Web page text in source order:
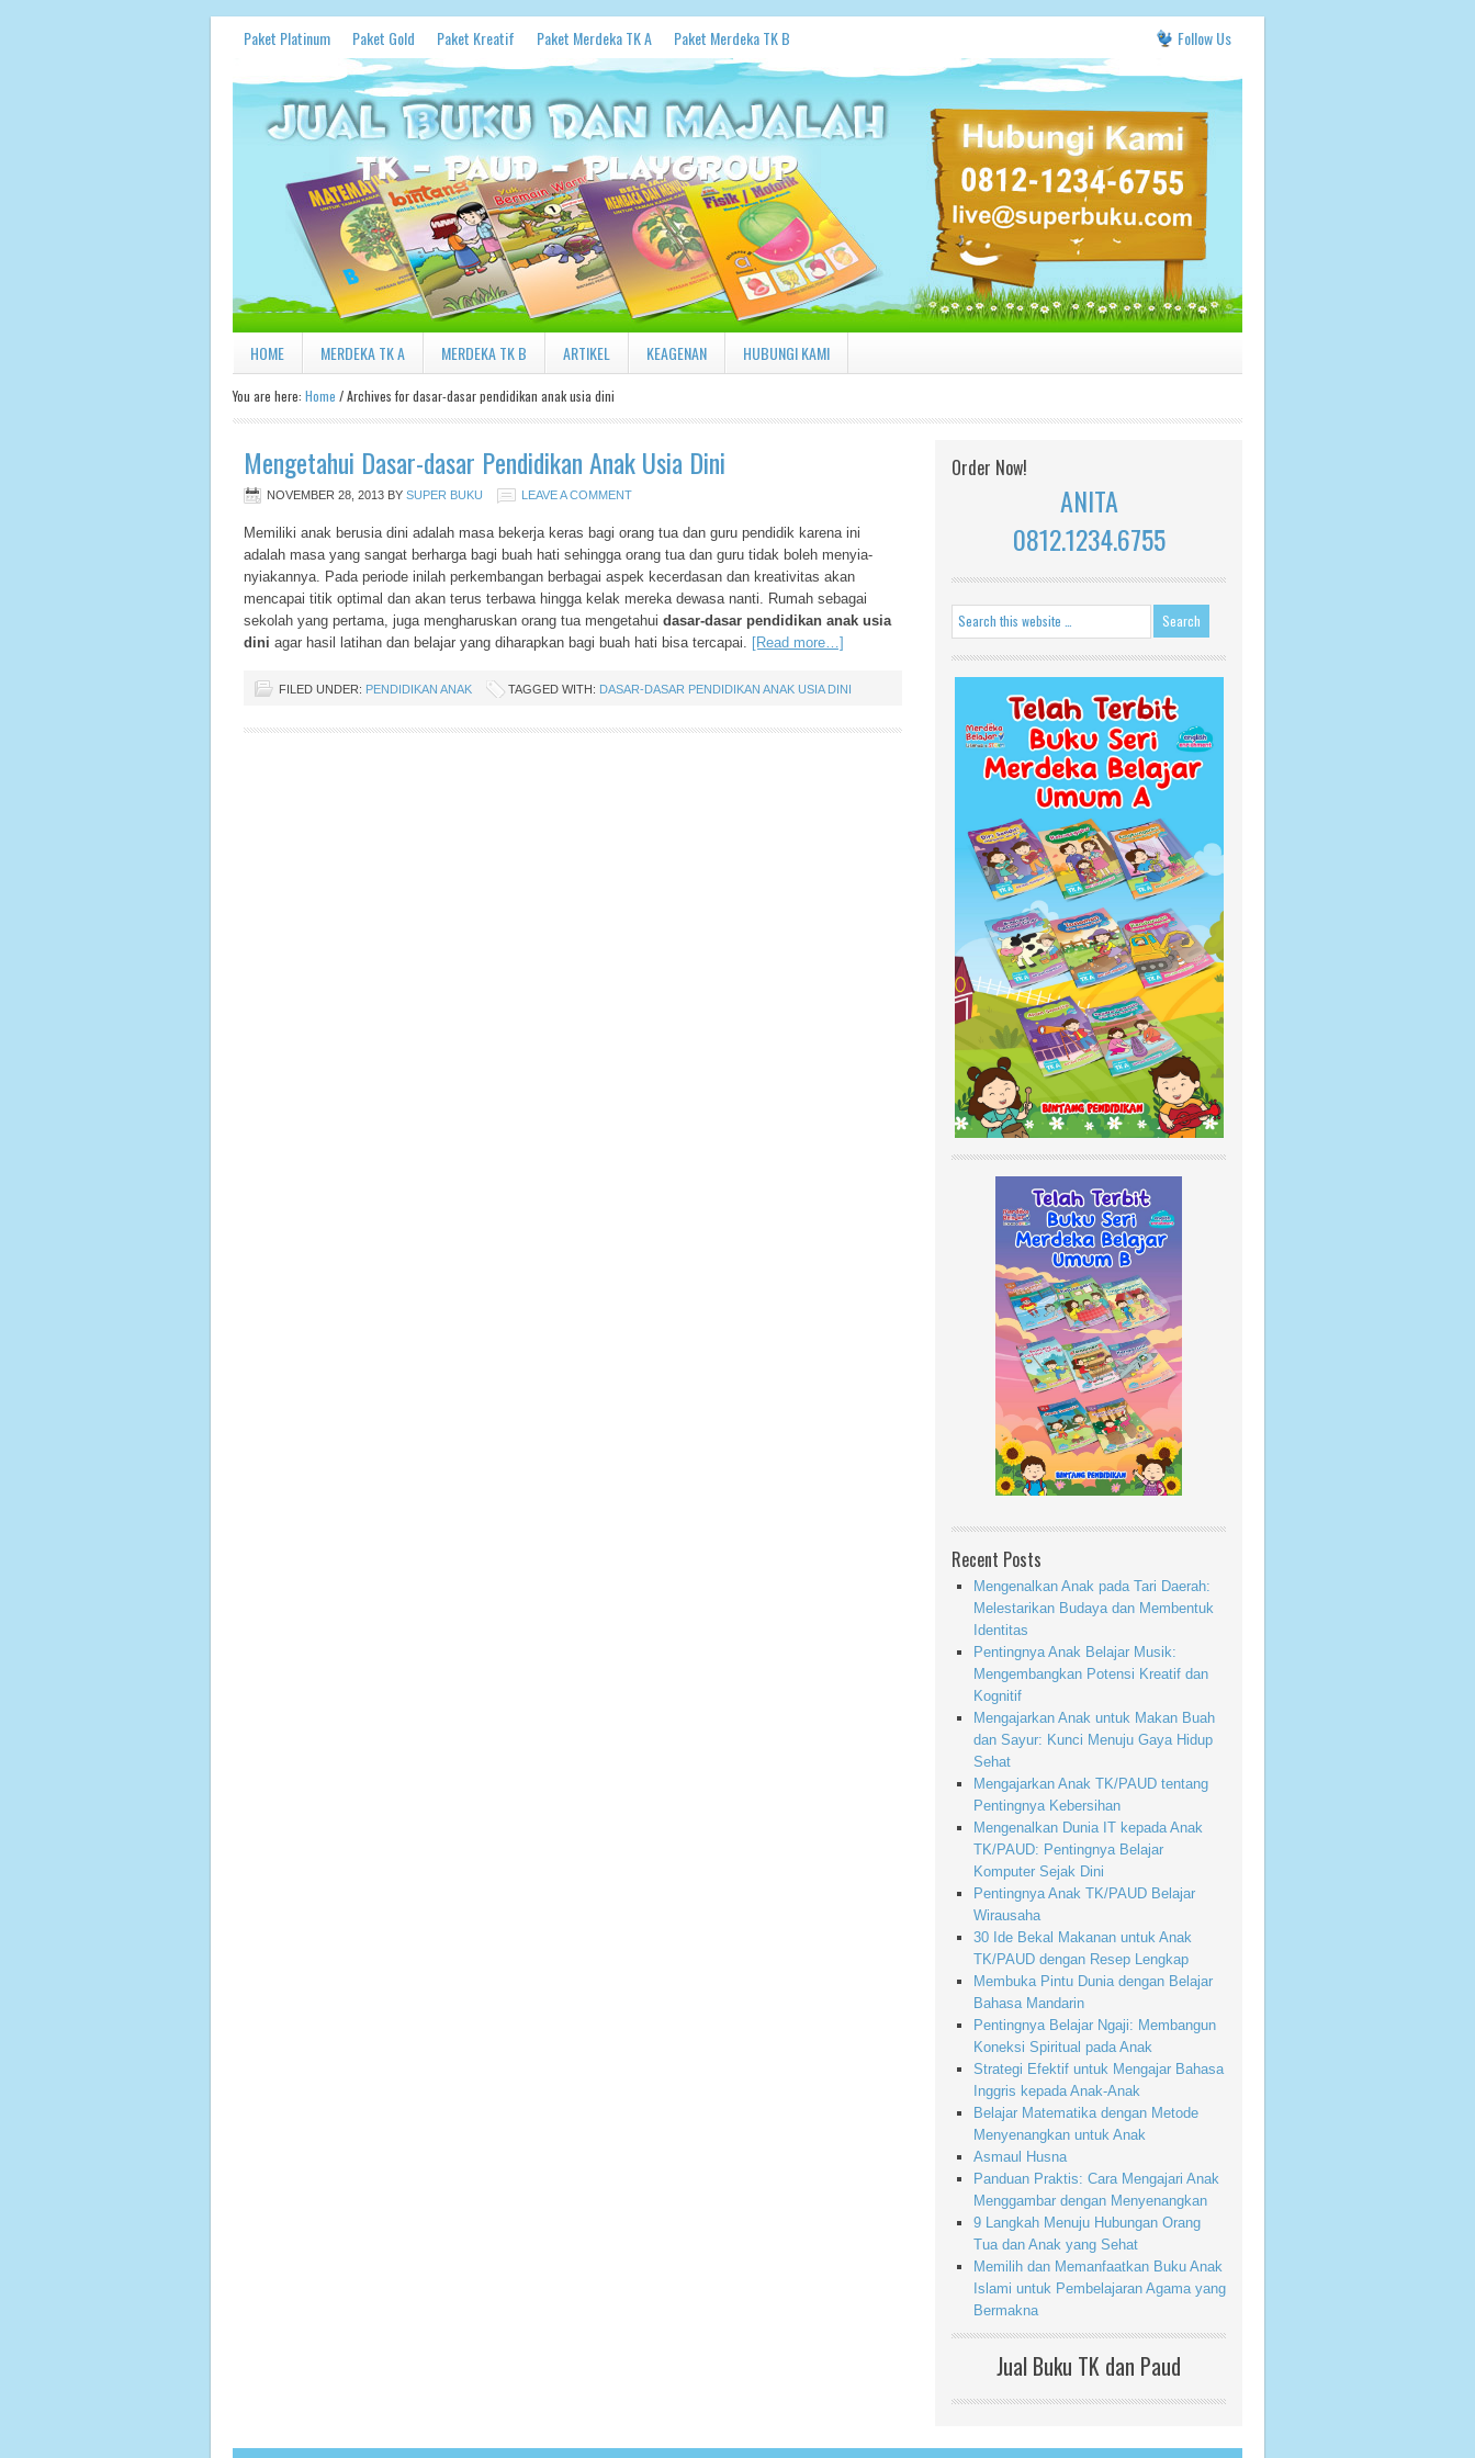
Paket Platinum Paket Gold Paket Kreatif Paket Merdeka TK A Paket Merdeka TK B Follow Us
HOME MERDEKA TK A MERDEKA TK B ARTIKEL KEAGENAN HUBUNGI KAMI
You are here: Home /Archives for dasar-dasar pendidikan anak usia dini
Mengetahui Dasar-dasar Pendidikan Anak Usia Dini
NOVEMBER 28, 2013 BY SUPER BUKU LEAVE A COMMENT
Memiliki anak berusia dini adalah masa bekerja keras bagi orang tua dan guru pendidik karena ini
adalah masa yang sangat berharga bagi buah hati sehingga orang tua dan guru tidak boleh menyia-
nyiakannya. Pada periode inilah perkembangan berbagai aspek kecerdasan dan kreativitas akan
mencapai titik optimal dan akan terus terbawa hingga kelak mereka dewasa nanti. Rumah sebagai
sekolah yang pertama, juga mengharuskan orang tua mengetahui dasar-dasar pendidikan anak usia
dini agar hasil latihan dan belajar yang diharapkan bagi buah hati bisa tercapai. [Read more…]
FILED UNDER: PENDIDIKAN ANAK TAGGED WITH: DASAR-DASAR PENDIDIKAN ANAK USIA DINI
Order Now!
ANITA
0812.1234.6755
Recent Posts
Mengenalkan Anak pada Tari Daerah:
Melestarikan Budaya dan Membentuk
Identitas
Pentingnya Anak Belajar Musik:
Mengembangkan Potensi Kreatif dan
Kognitif
Mengajarkan Anak untuk Makan Buah
dan Sayur: Kunci Menuju Gaya Hidup
Sehat
Mengajarkan Anak TK/PAUD tentang
Pentingnya Kebersihan
Mengenalkan Dunia IT kepada Anak
TK/PAUD: Pentingnya Belajar
Komputer Sejak Dini
Pentingnya Anak TK/PAUD Belajar
Wirausaha
30 Ide Bekal Makanan untuk Anak
TK/PAUD dengan Resep Lengkap
Membuka Pintu Dunia dengan Belajar
Bahasa Mandarin
Pentingnya Belajar Ngaji: Membangun
Koneksi Spiritual pada Anak
Strategi Efektif untuk Mengajar Bahasa
Inggris kepada Anak-Anak
Belajar Matematika dengan Metode
Menyenangkan untuk Anak
Asmaul Husna
Panduan Praktis: Cara Mengajari Anak
Menggambar dengan Menyenangkan
9 Langkah Menuju Hubungan Orang
Tua dan Anak yang Sehat
Memilih dan Memanfaatkan Buku Anak
Islami untuk Pembelajaran Agama yang
Bermakna
Jual Buku TK dan Paud